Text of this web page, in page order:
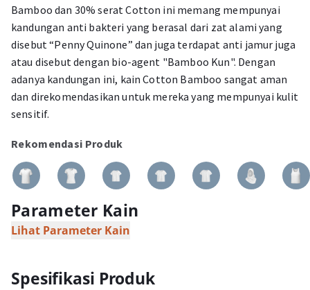
Bamboo dan 30% serat Cotton ini memang mempunyai
kandungan anti bakteri yang berasal dari zat alami yang
disebut “Penny Quinone” dan juga terdapat anti jamur juga
atau disebut dengan bio-agent "Bamboo Kun". Dengan
adanya kandungan ini, kain Cotton Bamboo sangat aman
dan direkomendasikan untuk mereka yang mempunyai kulit
sensitif.
Rekomendasi Produk
Parameter Kain
Lihat Parameter Kain
Spesifikasi Produk